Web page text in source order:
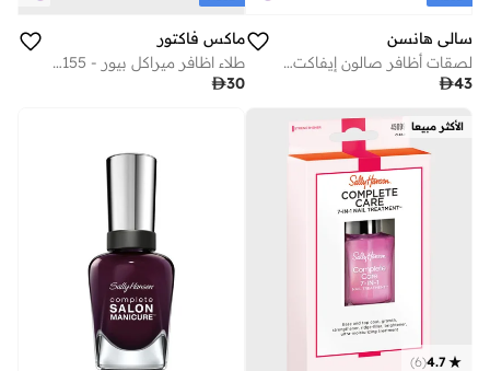
سالي هانسن
لصقات أظافر صالون إيفاكت - بينك كلاي
43
ماكس فاكتور
طلاء اظافر ميراكل بيور - 155 كوكونت ميلك
30
الأكثر مبيعا
4.7
(
6
)